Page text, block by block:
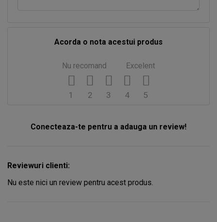
Acorda o nota acestui produs
Nu recomand Excelent
5
4
3
2
1
Conecteaza-te pentru a adauga un review!
Reviewuri clienti:
Nu este nici un review pentru acest produs.